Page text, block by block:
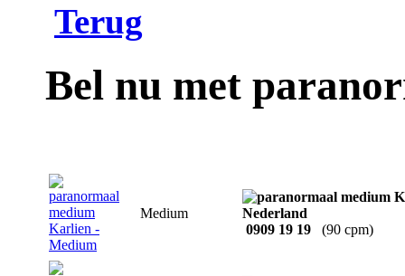
Terug
Bel nu met
Medium
0909 19 19
(90 cpm)